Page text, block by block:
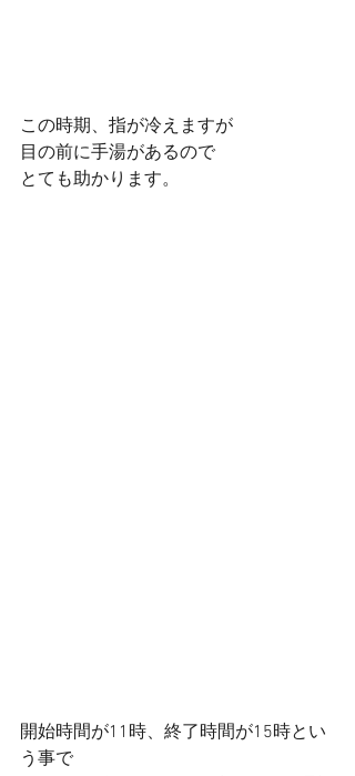
この時期、指が冷えますが
目の前に手湯があるので
とても助かります。
開始時間が11時、終了時間が15時とい
う事で